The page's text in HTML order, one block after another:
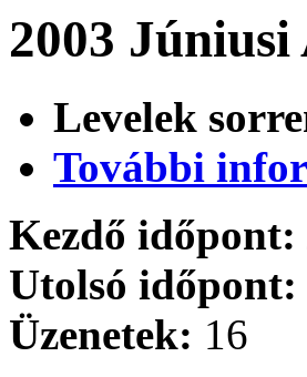
2003
Levelek
További
Kezdő időpont:
Utolsó időpont:
Üzenetek: 16